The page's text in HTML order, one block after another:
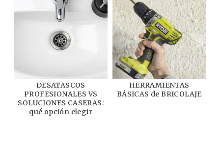
DESATASCOS
PROFESIONALES VS
SOLUCIONES CASERAS:
qué opción elegir
HERRAMIENTAS
BÁSICAS de BRICOLAJE